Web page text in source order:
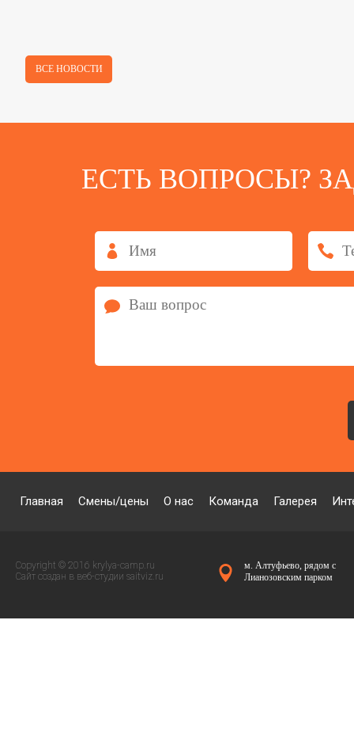
ВСЕ НОВОСТИ
ЕСТЬ ВОПРОСЫ?
Главная Смены/цены О нас Команда Галерея
Copyright © 2016 krylya-camp.ru
Сайт создан в веб-студии saitviz.ru
м. Алтуфьево, рядом с
Лианозовским парком